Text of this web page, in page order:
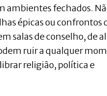
ambientes fechados.
épicas ou confrontos
salas de conselho, de
ruir a qualquer
religião, política e